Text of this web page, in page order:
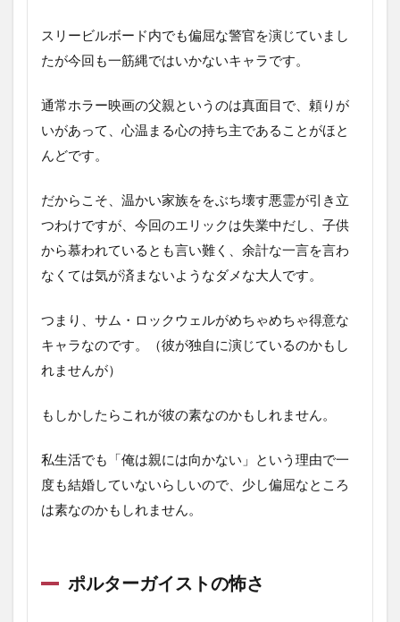
スリービルボード内でも偏屈な警官を演じていまし
たが今回も一筋縄ではいかないキャラです。
通常ホラー映画の父親というのは真面目で、頼りが
いがあって、心温まる心の持ち主であることがほと
んどです。
だからこそ、温かい家族ををぶち壊す悪霊が引き立
つわけですが、今回のエリックは失業中だし、子供
から慕われているとも言い難く、余計な一言を言わ
なくては気が済まないようなダメな大人です。
つまり、サム・ロックウェルがめちゃめちゃ得意な
キャラなのです。（彼が独自に演じているのかもし
れませんが）
もしかしたらこれが彼の素なのかもしれません。
私生活でも「俺は親には向かない」という理由で一
度も結婚していないらしいので、少し偏屈なところ
は素なのかもしれません。
ポルターガイストの怖さ